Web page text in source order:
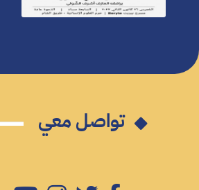
تواصل معي